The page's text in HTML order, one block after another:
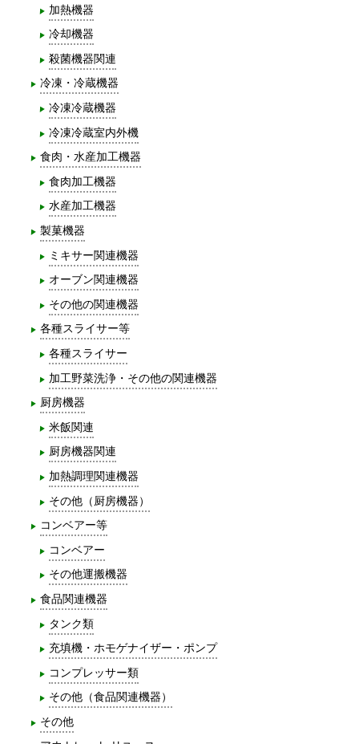
加熱機器
冷却機器
殺菌機器関連
冷凍・冷蔵機器
冷凍冷蔵機器
冷凍冷蔵室内外機
食肉・水産加工機器
食肉加工機器
水産加工機器
製菓機器
ミキサー関連機器
オーブン関連機器
その他の関連機器
各種スライサー等
各種スライサー
加工野菜洗浄・その他の関連機器
厨房機器
米飯関連
厨房機器関連
加熱調理関連機器
その他（厨房機器）
コンベアー等
コンベアー
その他運搬機器
食品関連機器
タンク類
充填機・ホモゲナイザー・ポンプ
コンプレッサー類
その他（食品関連機器）
その他